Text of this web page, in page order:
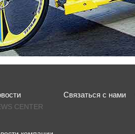
CENTER
Связаться с нами